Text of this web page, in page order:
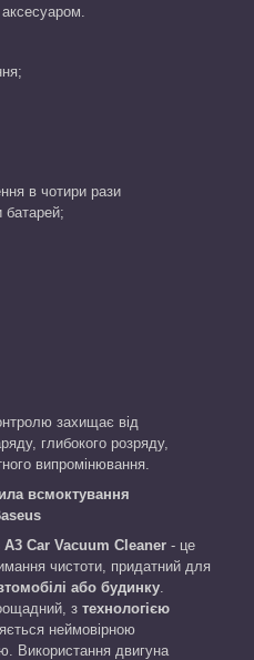
в чотири рази
батарей;
захищає від
глибокого розряду,
випромінювання.
всмоктування
A3 Car Vacuum Cleaner - це
чистоти, придатний для
або будинку
з технологією
неймовірною
Використання двигуна